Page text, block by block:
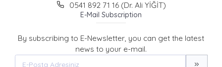
0541 892 71 16 (Dr. Ali YİĞİT)
E-Mail Subscription
By subscribing to E-Newsletter, you can get the latest
news to your e-mail.